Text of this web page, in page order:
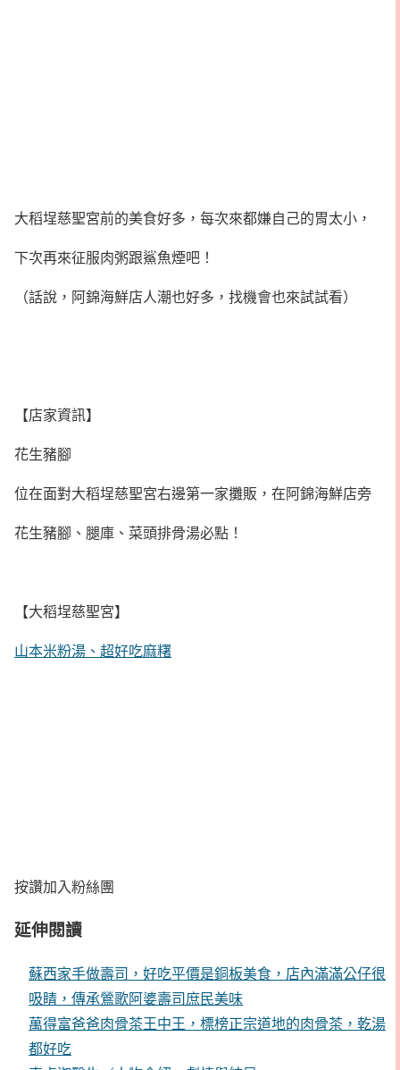
大稻埕慈聖宮前的美食好多，每次來都嫌自己的胃太小，
下次再來征服肉粥跟鯊魚煙吧！
（話說，阿錦海鮮店人潮也好多，找機會也來試試看）
【店家資訊】
花生豬腳
位在面對大稻埕慈聖宮右邊第一家攤販，在阿錦海鮮店旁
花生豬腳、腿庫、菜頭排骨湯必點！
【大稻埕慈聖宮】
山本米粉湯、超好吃麻糬
按讚加入粉絲團
延伸閱讀
蘇西家手做壽司，好吃平價是銅板美食，店內滿滿公仔很
吸睛，傳承鶯歌阿婆壽司庶民美味
萬得富爸爸肉骨茶王中王，標榜正宗道地的肉骨茶，乾湯
都好吃